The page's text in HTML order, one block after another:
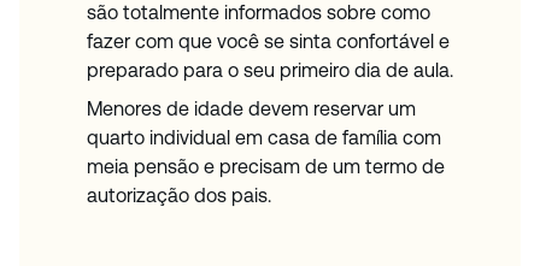
são totalmente informados sobre como
fazer com que você se sinta confortável e
preparado para o seu primeiro dia de aula.
Menores de idade devem reservar um
quarto individual em casa de família com
meia pensão e precisam de um termo de
autorização dos pais.